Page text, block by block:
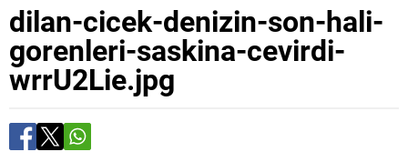
dilan-cicek-denizin-son-hali-
gorenleri-saskina-cevirdi-
wrrU2Lie.jpg